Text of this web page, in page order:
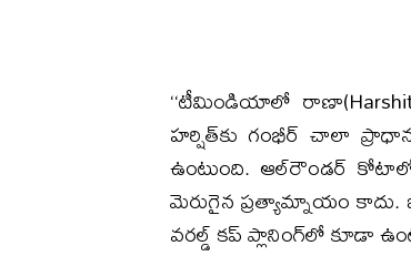
‘‘టీమిండియాలో
హర్షిత్‌కు గంభీర్ చాలా
ఉంటుంది. ఆల్‌రౌండర్ కోటాలో
మెరుగైన ప్రత్యామ్నాయం కాదు.
వరల్డ్ కప్ ప్లానింగ్‌లో కూడా